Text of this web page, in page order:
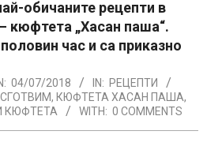
обичаните рецепти в
кюфтета „Хасан паша“.
час и са приказно
04/07/2018 IN: РЕЦЕПТИ
, КЮФТЕТА ХАСАН ПАША,
КЮФТЕТА
WITH: 0 COMMENTS